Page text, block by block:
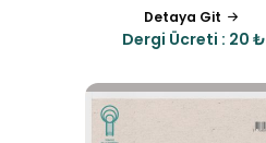
Detaya Git
Dergi Ücreti : 20 ₺